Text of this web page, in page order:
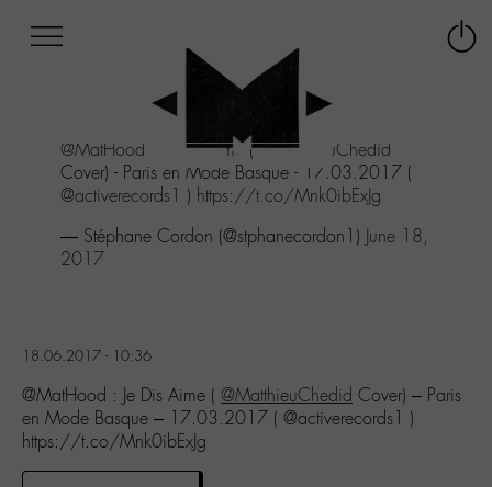
au
menu
Aller
contenu
Aller
@MatHood : Je Dis Aime (@MatthieuChedid
Cover) - Paris en Mode Basque - 17.03.2017 (
@activerecords1 ) https://t.co/Mnk0ibExJg
— Stéphane Cordon (@stphanecordon1) June 18,
2017
18.06.2017 - 10:36
@MatHood : Je Dis Aime ( @MatthieuChedid Cover) – Paris
en Mode Basque – 17.03.2017 ( @activerecords1 )
https://t.co/Mnk0ibExJg